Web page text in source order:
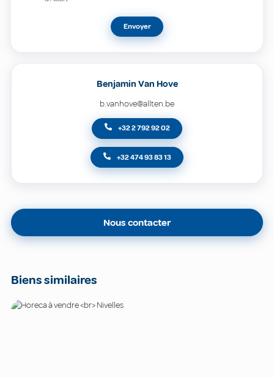
Envoyer
Benjamin Van Hove
b.vanhove@allten.be
+32 2 792 92 02
+32 474 93 83 13
Nous contacter
Biens similaires